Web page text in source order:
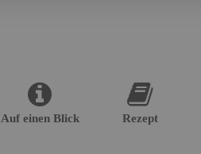
Auf einen Blick Re­zept